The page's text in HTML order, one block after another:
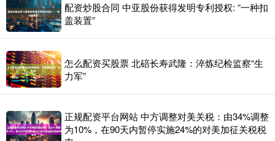
配资炒股合同 中亚股份获得发明专利授权: “一种扣
盖装置”
怎么配资买股票 北碚长寿武隆：淬炼纪检监察“生
力军”
正规配资平台网站 中方调整对美关税：由34%调整
为10%，在90天内暂停实施24%的对美加征关税税